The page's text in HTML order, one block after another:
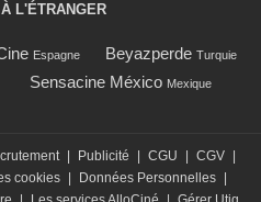
L'ÉTRANGER
Espagne Beyazperde Turquie
Sensacine México Mexique
Publicité CGU CGV
cookies Données Personnelles